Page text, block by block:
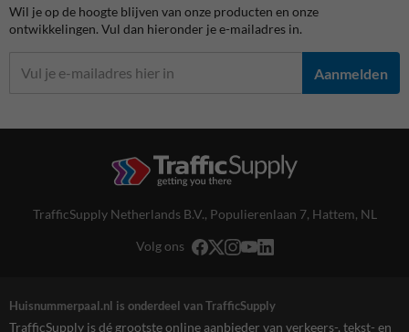
Wil je op de hoogte blijven van onze producten en onze
ontwikkelingen. Vul dan hieronder je e-mailadres in.
Aanmelden
TrafficSupply Netherlands B.V., Populierenlaan 7, Hattem, NL
Volg ons
Huisnummerpaal.nl is onderdeel van TrafficSupply
TrafficSupply is dé grootste online aanbieder van verkeers-, tekst- en